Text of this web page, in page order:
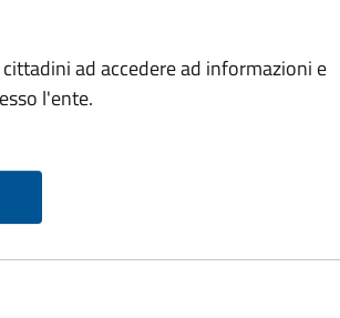
ad accedere ad informazioni e
l'ente.